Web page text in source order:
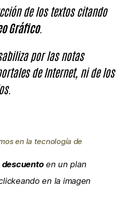
de los textos citando
Gráfico.
por las notas
de Internet, ni de los
en la tecnología de
descuentoen un plan
en la imagen